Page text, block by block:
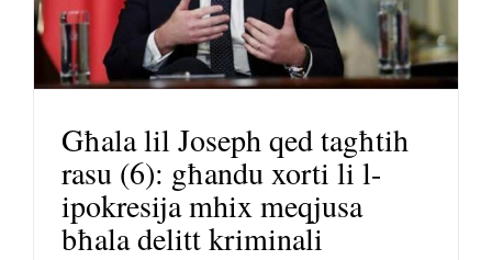
Għala lil Joseph qed tagħtih
rasu (6): għandu xorti li l-
ipokresija mhix meqjusa
bħala delitt kriminali